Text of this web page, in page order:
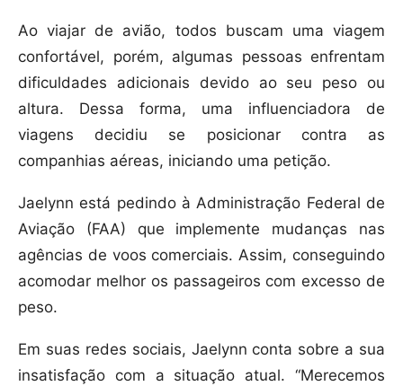
Ao viajar de avião, todos buscam uma viagem
confortável, porém, algumas pessoas enfrentam
dificuldades adicionais devido ao seu peso ou
altura. Dessa forma, uma influenciadora de
viagens decidiu se posicionar contra as
companhias aéreas, iniciando uma petição.
Jaelynn está pedindo à Administração Federal de
Aviação (FAA) que implemente mudanças nas
agências de voos comerciais. Assim, conseguindo
acomodar melhor os passageiros com excesso de
peso.
Em suas redes sociais, Jaelynn conta sobre a sua
insatisfação com a situação atual. “Merecemos